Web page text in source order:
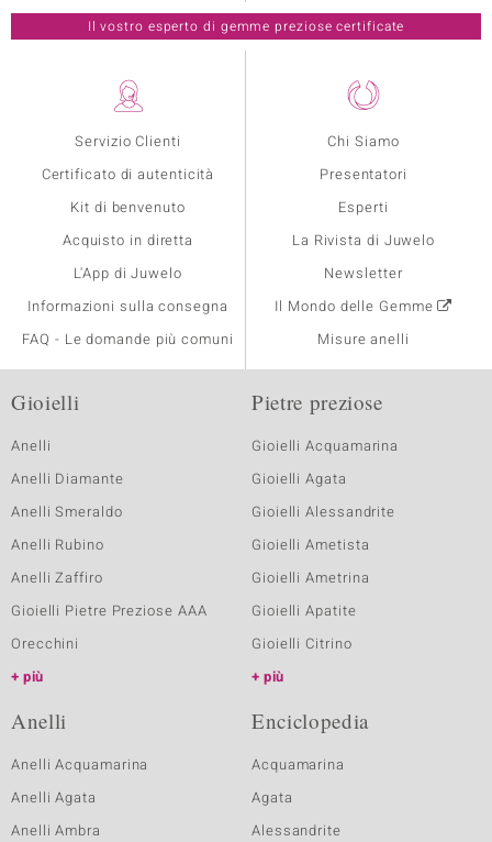
Servizio Clienti
Certificato di autenticità
Kit di benvenuto
Acquisto in diretta
L'App di Juwelo
Informazioni sulla consegna
FAQ - Le domande più comuni
Chi Siamo
Presentatori
Esperti
La Rivista di Juwelo
Newsletter
Il Mondo delle Gemme
Misure anelli
Il vostro esperto di gemme preziose certificate
Gioielli
Anelli
Anelli Diamante
Anelli Smeraldo
Anelli Rubino
Anelli Zaffiro
Gioielli Pietre Preziose AAA
Orecchini
più
Pietre preziose
Gioielli Acquamarina
Gioielli Agata
Gioielli Alessandrite
Gioielli Ametista
Gioielli Ametrina
Gioielli Apatite
Gioielli Citrino
più
Anelli
Anelli Acquamarina
Anelli Agata
Anelli Ambra
Enciclopedia
Acquamarina
Agata
Alessandrite